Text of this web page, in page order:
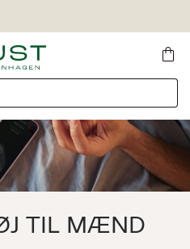
TIL MÆND
IKKE FINDES
er flyttet til en anden side,
udgået fra sortimentet.